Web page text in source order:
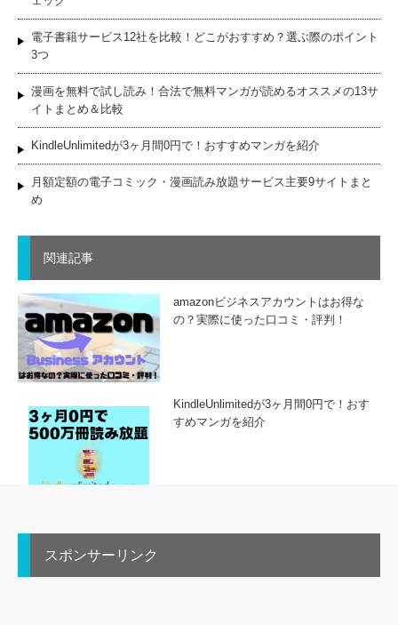
電子書籍サービス12社を比較！どこがおすすめ？選ぶ際のポイント
3つ
漫画を無料で試し読み！合法で無料マンガが読めるオススメの13サ
イトまとめ＆比較
KindleUnlimitedが3ヶ月間0円で！おすすめマンガを紹介
月額定額の電子コミック・漫画読み放題サービス主要9サイトまと
め
関連記事
amazonビジネスアカウントはお得な
の？実際に使った口コミ・評判！
KindleUnlimitedが3ヶ月間0円で！おす
すめマンガを紹介
スポンサーリンク